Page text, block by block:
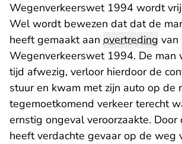
Wegenverkeerswet 1994 wordt
Wel wordt bewezen dat dat de
heeft gemaakt aan overtreding van
Wegenverkeerswet 1994. De man
tijd afwezig, verloor hierdoor de
stuur en kwam met zijn auto op de
tegemoetkomend verkeer terecht
ernstig ongeval veroorzaakte.
heeft verdachte gevaar op de weg